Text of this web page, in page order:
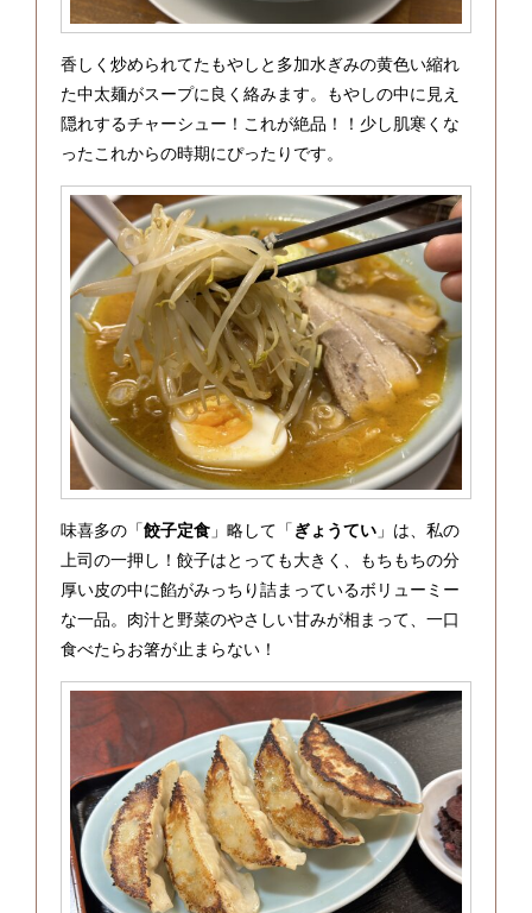
香しく炒められてたもやしと多加水ぎみの黄色い縮れ
た中太麺がスープに良く絡みます。もやしの中に見え
隠れするチャーシュー！これが絶品！！少し肌寒くな
ったこれからの時期にぴったりです。
味喜多の「餃子定食」略して「 ぎょうてい」は、私の
上司の一押し！餃子はとっても大きく、もちもちの分
厚い皮の中に餡がみっちり詰まっているボリューミー
な一品。肉汁と野菜のやさしい甘みが相まって、一口
食べたらお箸が止まらない！